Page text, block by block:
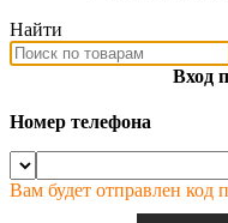
Найти
Вход
Номер телефона
Вам будет отправлен код